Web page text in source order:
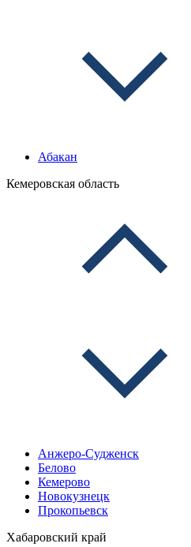
Абакан
Кемеровская область
Анжеро-Судженск
Белово
Кемерово
Новокузнецк
Прокопьевск
Хабаровский край